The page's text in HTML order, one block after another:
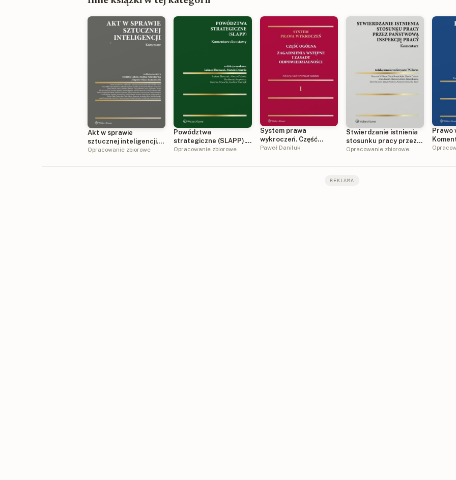
Akt w sprawie
sztucznej inteligencji.
Komentarz
Opracowanie zbiorowe
Powództwa
strategiczne (SLAPP).
Komentarz do ustawy
Opracowanie zbiorowe
System prawa
wykroczeń. Część
ogólna. Zagadnienia
odpowiedzialności
Paweł Daniluk
Stwierdzanie istnienia
stosunku pracy przez
Państwową Inspekcję
Opracowanie zbiorowe
Prawo
REKLAMA